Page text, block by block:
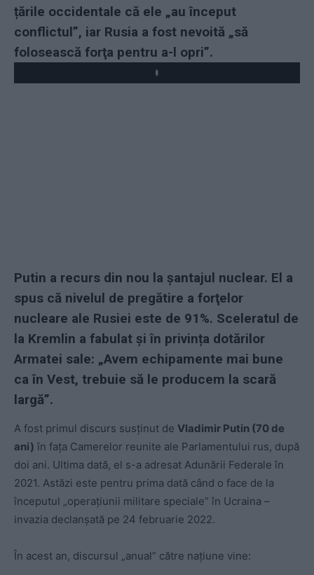
țările occidentale că ele „au început
conflictul”, iar Rusia a fost nevoită „să
folosească forţa pentru a-l opri”.
Play
Putin a recurs din nou la șantajul nuclear. El a
spus că nivelul de pregătire a forţelor
nucleare ale Rusiei este de 91%. Sceleratul de
la Kremlin a fabulat și în privința dotărilor
Armatei sale: „Avem echipamente mai bune
ca în Vest, trebuie să le producem la scară
largă”.
A fost primul discurs susținut de Vladimir Putin (70 de
ani) în faţa Camerelor reunite ale Parlamentului rus, după
doi ani. Ultima dată, el s-a adresat Adunării Federale în
2021. Astăzi este pentru prima dată când o face de la
începutul „operaţiunii militare speciale” în Ucraina –
invazia declanșată pe 24 februarie 2022.
În acest an, discursul „anual” către naţiune vine: